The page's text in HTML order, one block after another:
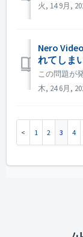
火, 14 9月,
Nero
れてしま
木, 24 6月,
1 2 3 4